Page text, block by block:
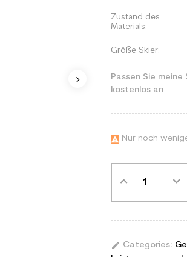
Zustand des
Materials:
Größe Skier:
Passen Sie meine
kostenlos an
 Nur noch
edit Categories: